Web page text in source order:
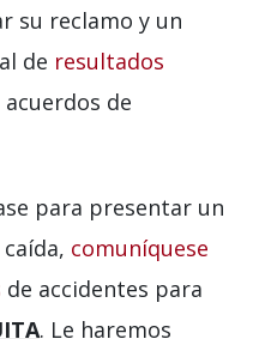
su reclamo y un
de resultados
de
para presentar un
comuníquese
de accidentes para
. Le haremos